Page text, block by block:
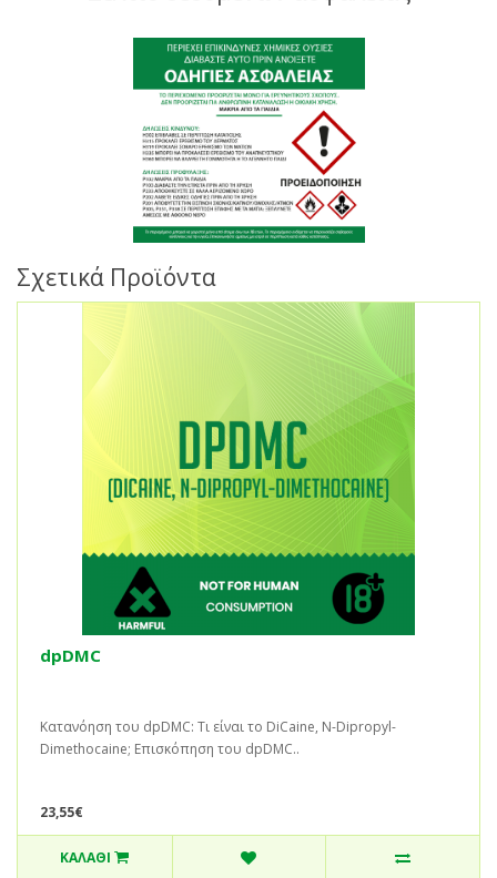
Σχετικά Προϊόντα
dpDMC
Κατανόηση του dpDMC: Τι είναι το DiCaine, N-Dipropyl-
Dimethocaine; Επισκόπηση του dpDMC..
23,55€
ΚΑΛΆΘΙ